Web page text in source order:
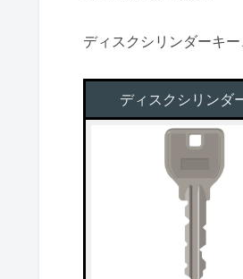
ディスクシリンダーキ
ディスクシリンダ